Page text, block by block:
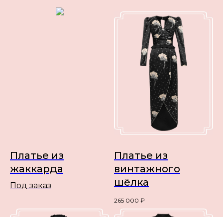
Платье из
жаккарда
Под заказ
Платье из
винтажного
шёлка
265 000 ₽